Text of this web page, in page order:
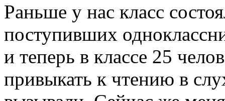
Раньше у нас класс
поступивших
и теперь в классе 25
привыкать к чтению в